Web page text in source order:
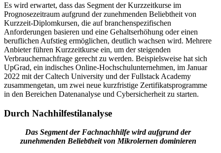
Es wird erwartet, dass das Segment der Kurzzeitkurse im
Prognosezeitraum aufgrund der zunehmenden Beliebtheit von
Kurzzeit-Diplomkursen, die auf branchenspezifischen
Anforderungen basieren und eine Gehaltserhöhung oder einen
beruflichen Aufstieg ermöglichen, deutlich wachsen wird. Mehrere
Anbieter führen Kurzzeitkurse ein, um der steigenden
Verbrauchernachfrage gerecht zu werden. Beispielsweise hat sich
UpGrad, ein indisches Online-Hochschulunternehmen, im Januar
2022 mit der Caltech University und der Fullstack Academy
zusammengetan, um zwei neue kurzfristige Zertifikatsprogramme
in den Bereichen Datenanalyse und Cybersicherheit zu starten.
Durch Nachhilfestilanalyse
Das Segment der Fachnachhilfe wird aufgrund der
zunehmenden Beliebtheit von Mikrolernen dominieren